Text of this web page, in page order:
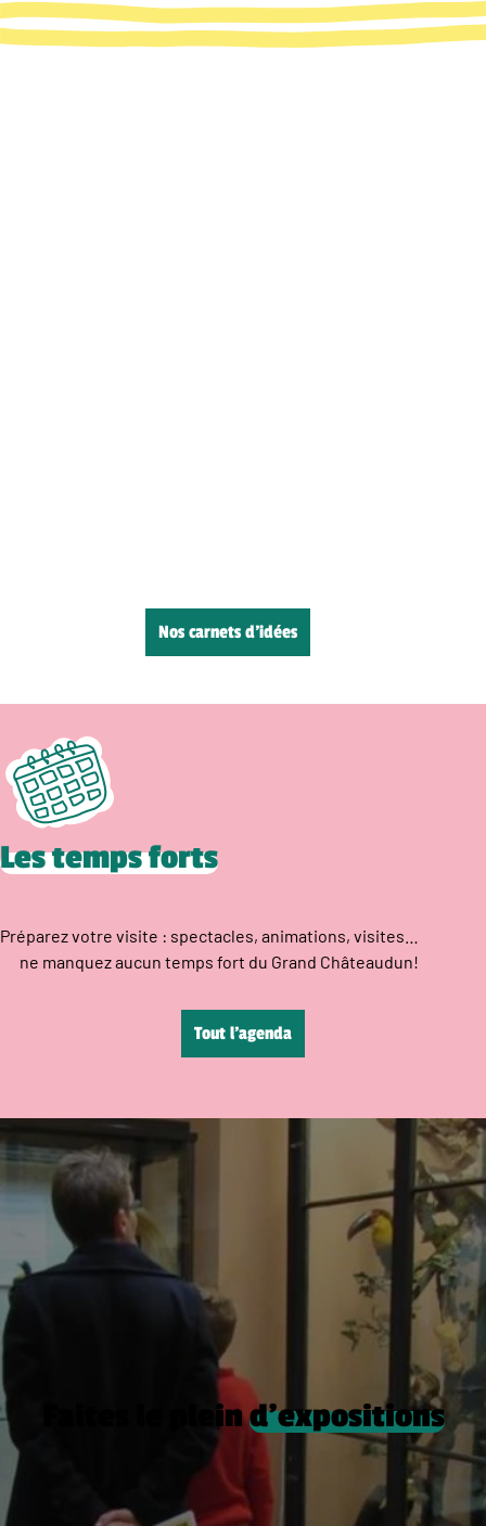
Nos carnets d’idées
Les temps forts
Préparez votre visite : spectacles, animations, visites…
ne manquez aucun temps fort du Grand Châteaudun!
Tout l’agenda
Faites le pleind’expositions